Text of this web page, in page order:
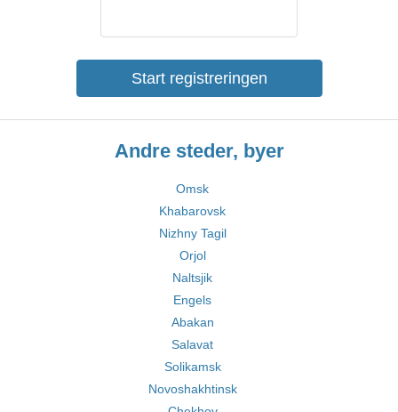
Start registreringen
Andre steder, byer
Omsk
Khabarovsk
Nizhny Tagil
Orjol
Naltsjik
Engels
Abakan
Salavat
Solikamsk
Novoshakhtinsk